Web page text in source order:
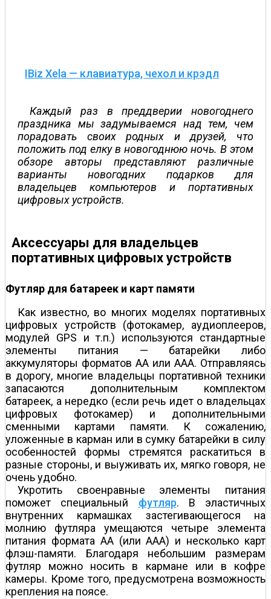
IBiz Xela — клавиатура, чехол и крэдл
Каждый раз в преддверии новогоднего
праздника мы задумываемся над тем, чем
порадовать своих родных и друзей, что
положить под елку в новогоднюю ночь. В этом
обзоре авторы представляют различные
варианты новогодних подарков для
владельцев компьютеров и портативных
цифровых устройств.
Аксессуары для владельцев
портативных цифровых устройств
Футляр для батареек и карт памяти
Как известно, во многих моделях портативных
цифровых устройств (фотокамер, аудиоплееров,
модулей GPS и т.п.) используются стандартные
элементы питания — батарейки либо
аккумуляторы форматов АА или ААА. Отправляясь
в дорогу, многие владельцы портативной техники
запасаются дополнительным комплектом
батареек, а нередко (если речь идет о владельцах
цифровых фотокамер) и дополнительными
сменными картами памяти. К сожалению,
уложенные в карман или в сумку батарейки в силу
особенностей формы стремятся раскатиться в
разные стороны, и выуживать их, мягко говоря, не
очень удобно.
Укротить своенравные элементы питания
поможет специальный футляр. В эластичных
внутренних кармашках застегивающегося на
молнию футляра умещаются четыре элемента
питания формата АА (или ААА) и несколько карт
флэш-памяти. Благодаря небольшим размерам
футляр можно носить в кармане или в кофре
камеры. Кроме того, предусмотрена возможность
крепления на поясе.